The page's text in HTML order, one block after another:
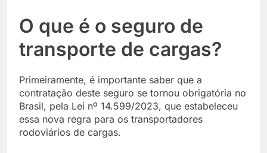
O que é o seguro de
transporte de cargas?
Primeiramente, é importante saber que a
contratação deste seguro se tornou obrigatória no
Brasil, pela Lei nº 14.599/2023, que estabeleceu
essa nova regra para os transportadores
rodoviários de cargas.